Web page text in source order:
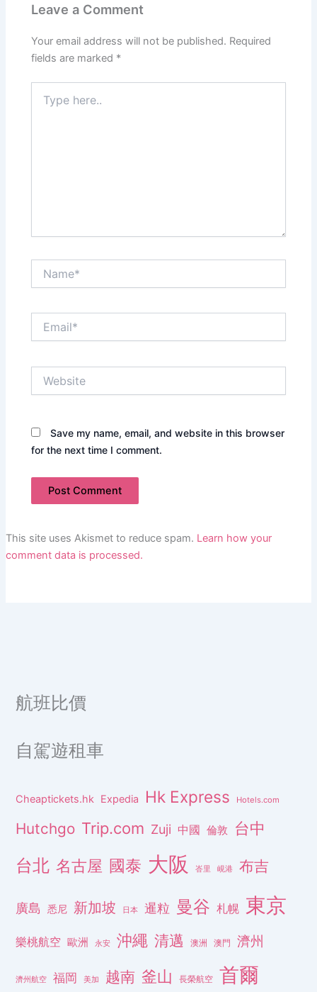
Leave a Comment
Your email address will not be published. Required
fields are marked *
here..
Save my name, email, and website in this browser
for the next time I comment.
This site uses Akismet to reduce spam. Learn how your
comment data is processed.
航班比價
自駕遊租車
Cheaptickets.hk Expedia Hk Express Hotels.com
Hutchgo Trip.com Zuji 中國 倫敦 台中
台北 名古屋 國泰 大阪 峇里 峴港 布吉
廣島 悉尼 新加坡 日本 暹粒 曼谷 札幌 東京
樂桃航空 歐洲 永安 沖繩 清邁 澳洲 澳門 濟州
濟州航空 福岡 美加 越南 釜山 長榮航空 首爾